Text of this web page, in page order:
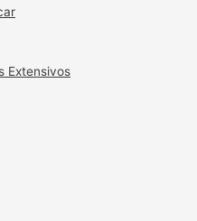
Extensivos